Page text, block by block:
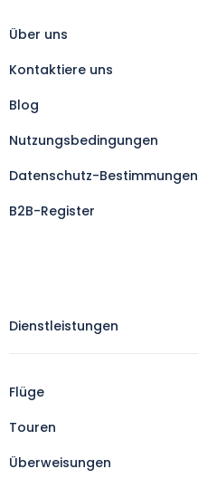
Über uns
Kontaktiere uns
Blog
Nutzungsbedingungen
Datenschutz-Bestimmungen
B2B-Register
Dienstleistungen
Flüge
Touren
Überweisungen